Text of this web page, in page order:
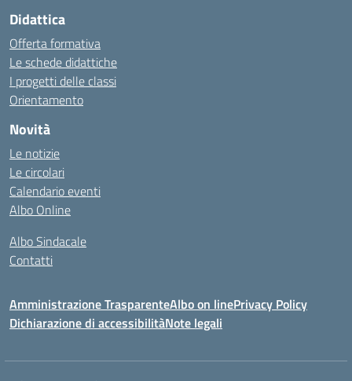
Didattica
Offerta formativa
Le schede didattiche
I progetti delle classi
Orientamento
Novità
Le notizie
Le circolari
Calendario eventi
Albo Online
Albo Sindacale
Contatti
Amministrazione TrasparenteAlbo on linePrivacy Policy
Dichiarazione di accessibilitàNote legali